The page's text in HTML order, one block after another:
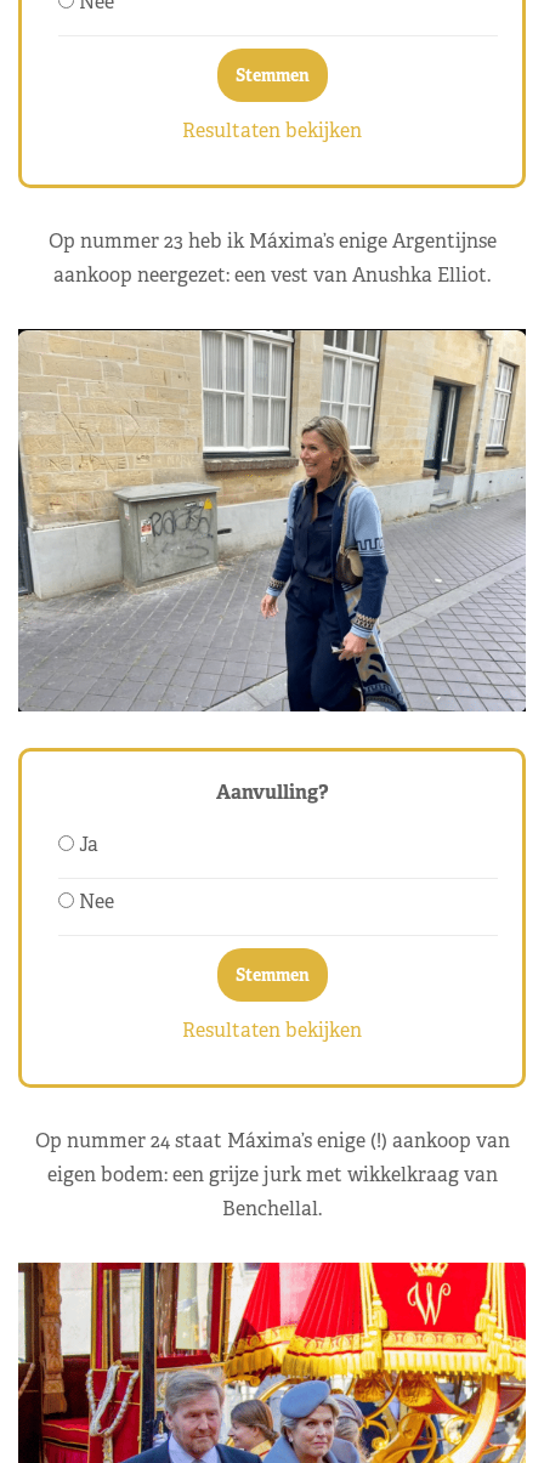
Resultaten bekijken
Op nummer 23 heb ik Máxima’s enige Argentijnse
aankoop neergezet: een vest van Anushka Elliot.
Aanvulling?
Ja
Nee
Resultaten bekijken
Op nummer 24 staat Máxima’s enige (!) aankoop van
eigen bodem: een grijze jurk met wikkelkraag van
Benchellal.